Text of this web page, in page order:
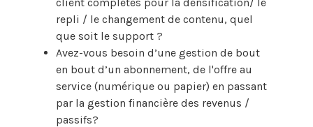
repli / le changement de contenu, quel
que soit le support ?
Avez-vous besoin d’une gestion de bout
en bout d’un abonnement, de l'offre au
service (numérique ou papier) en passant
par la gestion financière des revenus /
passifs?